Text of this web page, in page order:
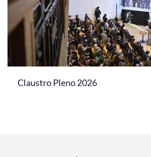
Claustro Pleno 2026